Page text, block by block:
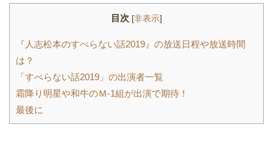
目次 [非表示]
『人志松本のすべらない話2019』の放送日程や放送時間
は？
「すべらない話2019」の出演者一覧
霜降り明星や和牛のＭ-1組が出演で期待！
最後に